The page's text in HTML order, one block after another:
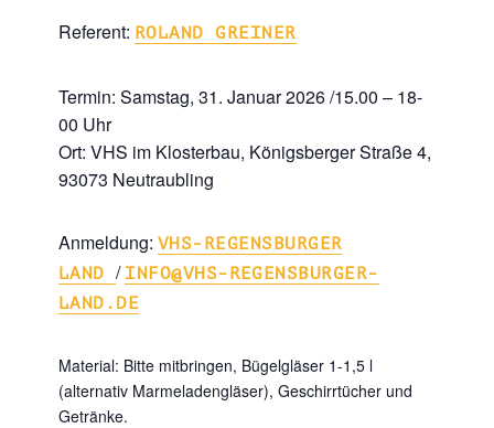
Referent: ROLAND GREINER
Termin: Samstag, 31. Januar 2026 /15.00 – 18-
00 Uhr
Ort: VHS im Klosterbau, Königsberger Straße 4,
93073 Neutraubling
Anmeldung: VHS-REGENSBURGER
LAND/ INFO@VHS-REGENSBURGER-
LAND.DE
Material: Bitte mitbringen, Bügelgläser 1-1,5 l
(alternativ Marmeladengläser), Geschirrtücher und
Getränke.